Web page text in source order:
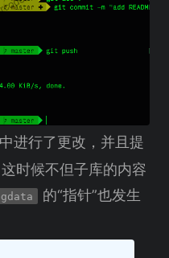
中进行了更改，并且提
时候不但子库的内容
的“指针”也发生